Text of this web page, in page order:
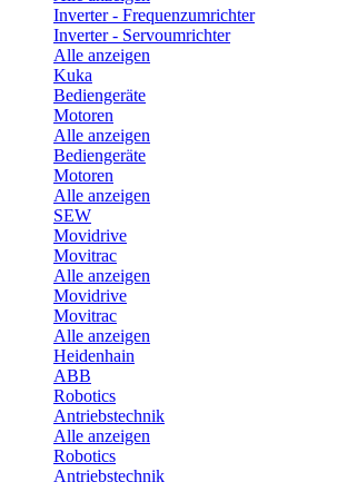
Inverter - Frequenzumrichter
Inverter - Servoumrichter
Alle anzeigen
Kuka
Bediengeräte
Motoren
Alle anzeigen
Bediengeräte
Motoren
Alle anzeigen
SEW
Movidrive
Movitrac
Alle anzeigen
Movidrive
Movitrac
Alle anzeigen
Heidenhain
ABB
Robotics
Antriebstechnik
Alle anzeigen
Robotics
Antriebstechnik